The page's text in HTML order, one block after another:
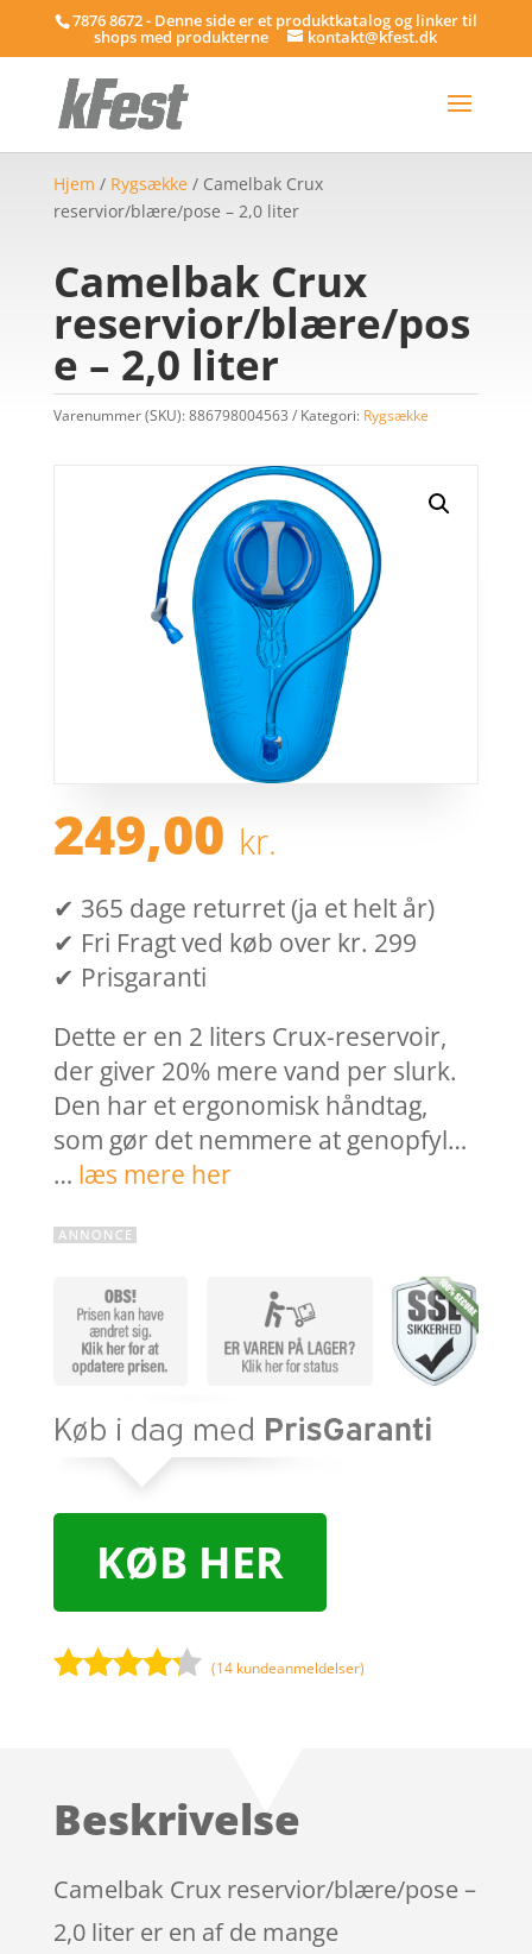
7876 8672 - Denne side er et produktkatalog og linker til
shops med produkterne kontakt@kfest.dk
Hjem / Rygsække / Camelbak Crux
reservior/blære/pose – 2,0 liter
Camelbak Crux
reservior/blære/pos
e – 2,0 liter
Varenummer (SKU):886798004563 Kategori: Rygsække
249,00 kr.
✔ 365 dage returret (ja et helt år)
✔ Fri Fragt ved køb over kr. 299
✔ Prisgaranti
Dette er en 2 liters Crux-reservoir,
der giver 20% mere vand per slurk.
Den har et ergonomisk håndtag,
som gør det nemmere at genopfyl…
… læs mere her
KØB HER
på
mmelser
(14 kundeanmeldelser)
Beskrivelse
Camelbak Crux reservior/blære/pose –
2,0 liter er en af de mange